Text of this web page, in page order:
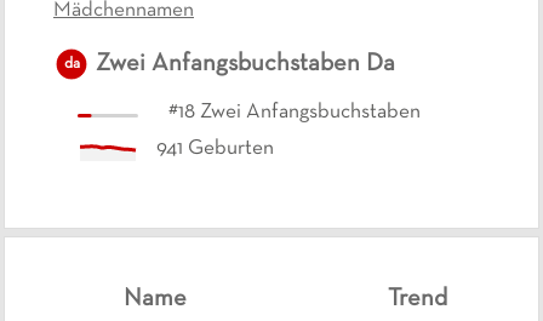
Mädchennamen
da Zwei Anfangsbuchstaben Da
#18 Zwei Anfangsbuchstaben
941 Geburten
Name Trend